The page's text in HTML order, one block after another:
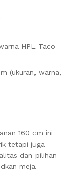
HPL Taco
(ukuran, warna,
160 cm ini
tetapi juga
dan pilihan
meja